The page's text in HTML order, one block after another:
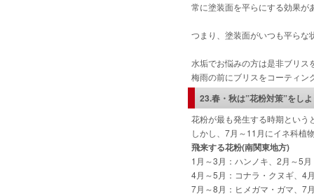
常に塗装面を平らにする効果が
つまり、塗装面がいつも平らな
水垢でお悩みの方は是非ブリス
梅雨の前にブリスをコーティン
23.春・秋は”花粉対策”をし
花粉が最も発生する時期という
しかし、7月～11月にイネ科植
飛来する花粉(南関東地方)
1月～3月：ハンノキ、 2月～5
4月～5月：コナラ・クヌギ、4
7月～8月：ヒメガマ・ガマ、7